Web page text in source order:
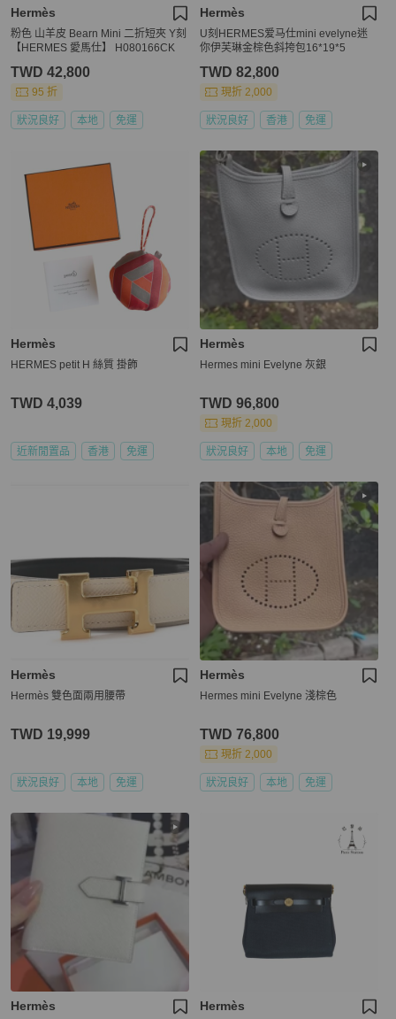
Hermès
粉色 山羊皮 Bearn Mini 二折短夾 Y刻
【HERMES 愛馬仕】 H080166CK
TWD 42,800
95 折
狀況良好 本地 免運
Hermès
U刻HERMES爱马仕mini evelyne迷
你伊芙琳金棕色斜挎包16*19*5
TWD 82,800
現折 2,000
狀況良好 香港 免運
Hermès
HERMES petit H 絲質 掛飾
TWD 4,039
近新閒置品 香港 免運
Hermès
Hermes mini Evelyne 灰銀
TWD 96,800
現折 2,000
狀況良好 本地 免運
Hermès
Hermès 雙色面兩用腰帶
TWD 19,999
狀況良好 本地 免運
Hermès
Hermes mini Evelyne 淺棕色
TWD 76,800
現折 2,000
狀況良好 本地 免運
Hermès Hermès